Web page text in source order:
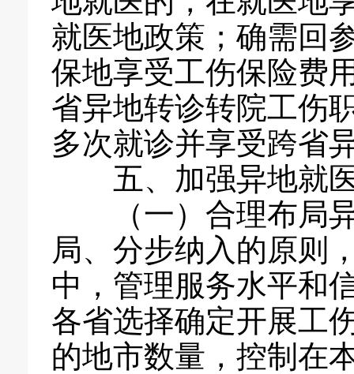
就医地政策；确需回
保地享受工伤保险费
省异地转诊转院工伤
多次就诊并享受跨省
五、加强异地就
（一）合理布局异
局、分步纳入的原则
中，管理服务水平和
各省选择确定开展工
的地市数量，控制在